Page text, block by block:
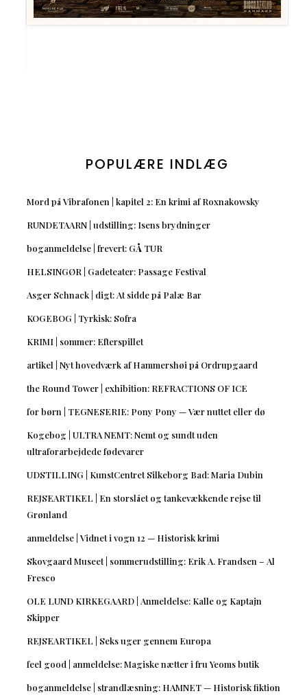
POPULÆRE INDLÆG
Mord på Vibrafonen | kapitel 2: En krimi af Roxnakowsky
RUNDETAARN | udstilling: Isens brydninger
boganmeldelse | frevert: GÅ TUR
HELSINGØR | Gadeteater: Passage Festival
Asger Schnack | digt: At sidde på Palæ Bar
KOGEBOG | Tyrkisk: Sofra
KRIMI | sommer: Efterspillet
artikel | Nyt hovedværk af Hammershøi på Ordrupgaard
the Round Tower | exhibition: REFRACTIONS OF ICE
for børn | TEGNESERIE: Pony Pony — Vær nuttet eller dø
Kogebog | ULTRA NEMT: Nemt og sundt uden
ultraforarbejdede fødevarer
UDSTILLING | KunstCentret Silkeborg Bad: Maria Dubin
REJSEARTIKEL | En storslået og tankevækkende rejse til
Grønland
anmeldelse | Vidnet i vogn 12 — Historisk krimi
Skovgaard Museet | sommerudstilling: Erik A. Frandsen – Al
Fresco
OLE LUND KIRKEGAARD | Anmeldelse: Kalle og Kaptajn
Skipper
REJSEARTIKEL | Seks uger gennem Europa
feel good | anmeldelse: Magiske nætter i fru Yeoms butik
boganmeldelse | strandlæsning: HAMNET — Historisk fiktion